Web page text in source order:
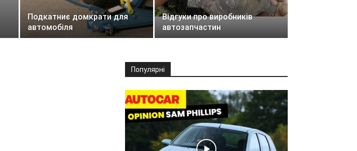
Подкатниє домкрати для
автомобіля
Відгуки про виробників
автозапчастин
Популярні